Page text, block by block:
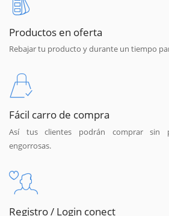
Productos en oferta
Rebajar tu producto y durante un tiempo
Fácil carro de compra
Así tus clientes podrán comprar sin
engorrosas.
Registro / Login conect